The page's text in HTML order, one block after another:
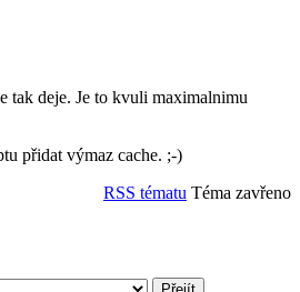
tak deje. Je to kvuli maximalnimu
přidat výmaz cache. ;-)
RSS tématu Téma zavřeno